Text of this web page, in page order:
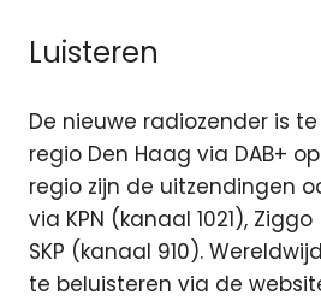
Luisteren
De nieuwe radiozender is
regio Den Haag via DAB+ op
regio zijn de uitzendingen
via KPN (kanaal 1021),
SKP (kanaal 910).
te beluisteren via de